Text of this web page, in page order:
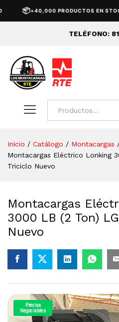
+40,000 PRODUCTOS EN STOCK
TELÉFONO:
Inicio / Catálogo / Montacargas
Montacargas Eléctrico Lonking
Triciclo Nuevo
Montacargas
3000 LB (2 Ton)
Nuevo
Precios
Negociables